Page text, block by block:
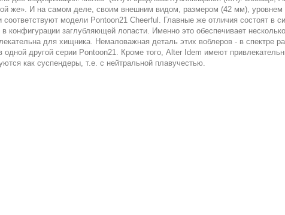
же». И на самом деле, своим внешним видом, размером (42 мм), уровнем
соответствуют модели Pontoon21 Cheerful. Главные же отличия состоят в
в конфигурации заглубляющей лопасти. Именно это обеспечивает
для хищника. Немаловажная деталь этих воблеров - в спектре
одной другой серии Pontoon21. Кроме того, Alter Idem имеют
как суспендеры, т.е. с нейтральной плавучестью.